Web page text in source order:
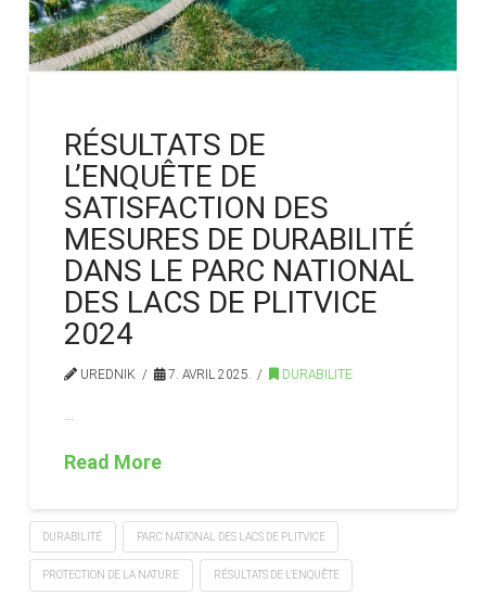
RÉSULTATS DE
L’ENQUÊTE DE
SATISFACTION DES
MESURES DE DURABILITÉ
DANS LE PARC NATIONAL
DES LACS DE PLITVICE
2024
UREDNIK 7. AVRIL 2025. DURABILITE
Read More
DURABILITÉ PARC NATIONAL DES LACS DE PLITVICE
PROTECTION DE LA NATURE RÉSULTATS DE L’ENQUÊTE